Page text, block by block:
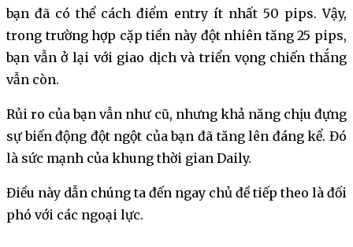
bạn đã có thể cách điểm entry ít nhất 50 pips. Vậy,
trong trường hợp cặp tiền này đột nhiên tăng 25 pips,
bạn vẫn ở lại với giao dịch và triển vọng chiến thắng
vẫn còn.
Rủi ro của bạn vẫn như cũ, nhưng khả năng chịu đựng
sự biến động đột ngột của bạn đã tăng lên đáng kể. Đó
là sức mạnh của khung thời gian Daily.
Điều này dẫn chúng ta đến ngay chủ đề tiếp theo là đối
phó với các ngoại lực.